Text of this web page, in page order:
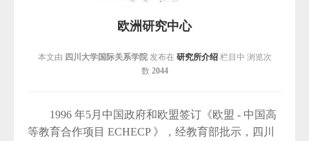
欧洲研究中心
本文由 四川大学国际关系学院发布在 研究所介绍栏目中 浏览次
数 2044
1996 年5月中国政府和欧盟签订《欧盟 - 中国高
等教育合作项目 ECHECP 》，经教育部批示，四川